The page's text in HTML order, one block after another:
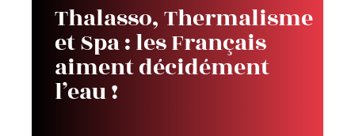
Thalasso, Thermalisme
et Spa : les Français
aiment décidément
l’eau !